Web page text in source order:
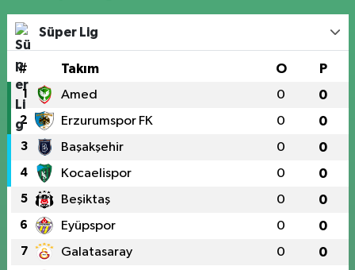
Süper Lig
# Takım O P
1 Amed 0 0
2 Erzurumspor FK 0 0
3 Başakşehir 0 0
4 Kocaelispor 0 0
5 Beşiktaş 0 0
6 Eyüpspor 0 0
7 Galatasaray 0 0